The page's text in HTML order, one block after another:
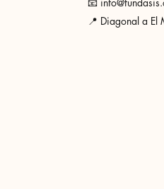
📍 Diagonal a El